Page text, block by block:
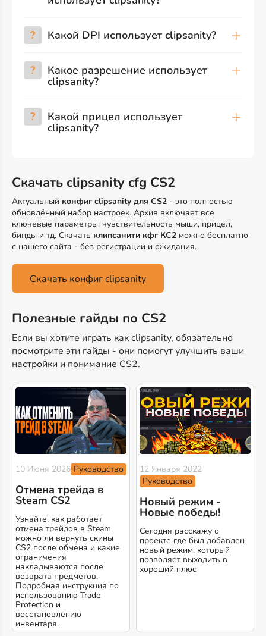
? Какой DPI использует clipsanity?
? Какое разрешение использует
clipsanity?
? Какой прицел использует
clipsanity?
Скачать clipsanity cfg CS2
Актуальный конфиг clipsanity для CS2 - это полностью
обновлённый набор настроек. Архив включает все
ключевые параметры: чувствительность мыши, прицел,
бинды и тд. Скачать клипсанити кфг КС2 можно бесплатно
с нашего сайта - без регистрации и ожидания.
Скачать конфиг clipsanity
Полезные гайды по CS2
Если вы хотите играть как clipsanity, обязательно
посмотрите эти гайды - они помогут улучшить ваши
настройки и понимание CS2.
10 Июня 2026 Руководство
Отмена трейда в
Steam CS2
Узнайте, как работает
отмена трейдов в Steam,
можно ли вернуть скины
CS2 после обмена и какие
ограничения
накладываются после
возврата предметов.
Подробная инструкция по
использованию Trade
Protection и
восстановлению
инвентаря.
12 Января 2022
Руководство
Новый режим -
Новые победы!
Сегодня расскажу о
проекте где был добавлен
новый режим, который
позволяет выходить в
хороший плюс